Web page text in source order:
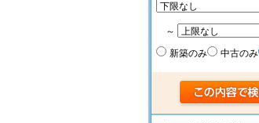
～
新築のみ
中古のみ